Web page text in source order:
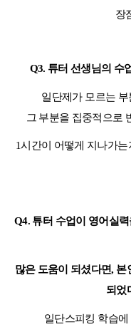
장
Q3. 튜터 선생님의 수
일단제가 모르는
그 부분을 집중적으로
1시간이 어떻게 지나가
Q4. 튜터 수업이 영어실
많은 도움이 되셨다면, 본
되었
일단스피킹 학습